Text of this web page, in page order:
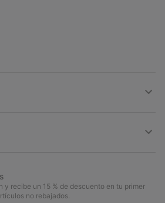
y recibe un 15 % de descuento en tu primer
no rebajados.